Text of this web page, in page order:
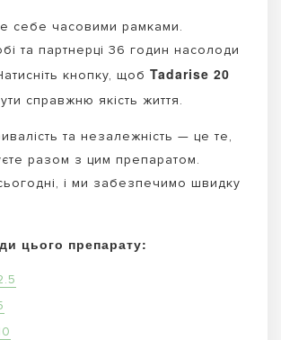
себе часовими рамками.
та партнерці 36 годин насолоди
кнопку, щоб Tadarise 20
справжню якість життя.
та незалежність — це те,
разом з цим препаратом.
і ми забезпечимо швидку
цього препарату: